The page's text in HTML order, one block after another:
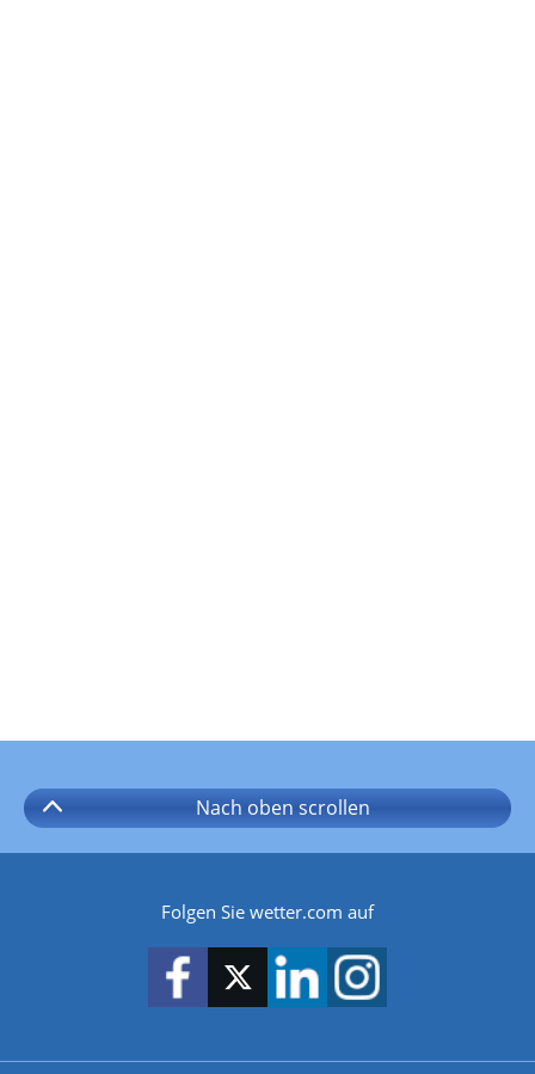
Nach oben scrollen
Folgen Sie wetter.com auf